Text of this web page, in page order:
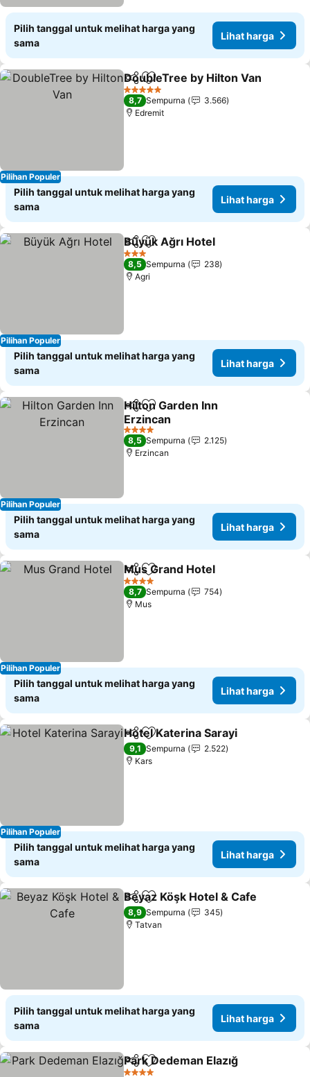
Pilih tanggal untuk melihat harga yang
sama
Lihat harga
Pilihan Populer
BagikanTambahkan ke favorit
DoubleTree by Hilton Van
5 Bintang
8,7 Sempurna
3.566
Edremit
Pilih tanggal untuk melihat harga yang
sama
Lihat harga
Pilihan Populer
BagikanTambahkan ke favorit
Büyük Ağrı Hotel
3 Bintang
8,5 Sempurna
238
Agri
Pilih tanggal untuk melihat harga yang
sama
Lihat harga
Pilihan Populer
BagikanTambahkan ke favorit
Hilton Garden Inn
Erzincan
Lihat harga
4 Bintang
8,5 Sempurna
2.125
Erzincan
Pilih tanggal untuk melihat harga yang
sama
Lihat harga
Pilihan Populer
BagikanTambahkan ke favorit
Mus Grand Hotel
4 Bintang
8,7 Sempurna
754
Mus
Pilih tanggal untuk melihat harga yang
sama
Lihat harga
Pilihan Populer
BagikanTambahkan ke favorit
Hotel Katerina Sarayi
9,1 Sempurna
2.522
Kars
Pilih tanggal untuk melihat harga yang
sama
Lihat harga
BagikanTambahkan ke favorit
Beyaz Köşk Hotel & Cafe
8,9 Sempurna
345
Tatvan
Pilih tanggal untuk melihat harga yang
sama
Lihat harga
BagikanTambahkan ke favorit
Park Dedeman Elazığ